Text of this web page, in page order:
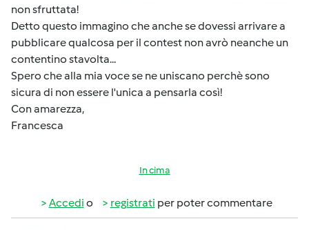
non sfruttata!
Detto questo immagino che anche se dovessi arrivare a
pubblicare qualcosa per il contest non avrò neanche un
contentino stavolta...
Spero che alla mia voce se ne uniscano perchè sono
sicura di non essere l'unica a pensarla così!
Con amarezza,
Francesca
In cima
Accedi o registrati per poter commentare